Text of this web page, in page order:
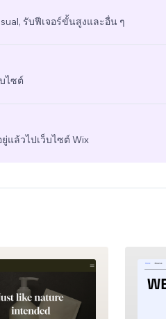
รับฟีเจอร์ขั้นสูงและอื่น ๆ
ไซต์
แล้วไปเว็บไซต์ Wix